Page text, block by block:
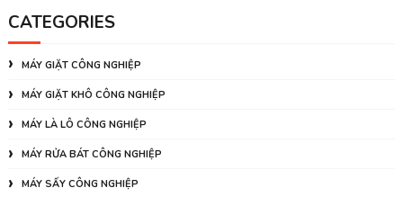
CATEGORIES
MÁY GIẶT CÔNG NGHIỆP
MÁY GIẶT KHÔ CÔNG NGHIỆP
MÁY LÀ LÔ CÔNG NGHIỆP
MÁY RỬA BÁT CÔNG NGHIỆP
MÁY SẤY CÔNG NGHIỆP